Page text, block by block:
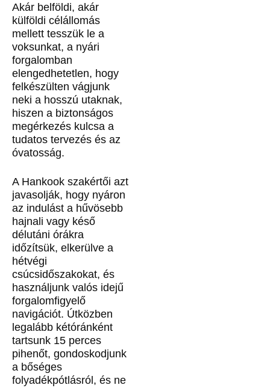
Akár belföldi, akár
külföldi célállomás
mellett tesszük le a
voksunkat, a nyári
forgalomban
elengedhetetlen, hogy
felkészülten vágjunk
neki a hosszú utaknak,
hiszen a biztonságos
megérkezés kulcsa a
tudatos tervezés és az
óvatosság.
A Hankook szakértői azt
javasolják, hogy nyáron
az indulást a hűvösebb
hajnali vagy késő
délutáni órákra
időzítsük, elkerülve a
hétvégi
csúcsidőszakokat, és
használjunk valós idejű
forgalomfigyelő
navigációt. Útközben
legalább kétóránként
tartsunk 15 perces
pihenőt, gondoskodjunk
a bőséges
folyadékpótlásról, és ne